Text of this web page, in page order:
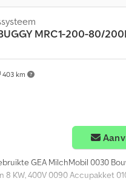
403 km
MRC1-200-80/
GEA MilchMobil 0030
KW, 400V 0090 Accupakket